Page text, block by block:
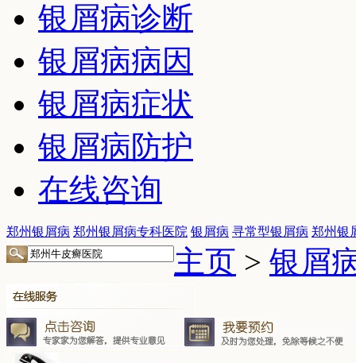
银屑病诊断
银屑病病因
银屑病症状
银屑病防护
在线咨询
郑州银屑病 郑州银屑病专科医院 银屑病 寻常型银屑病 郑州银
主页 > 银屑